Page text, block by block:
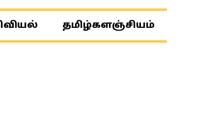
தமிழ்களஞ்சியம்